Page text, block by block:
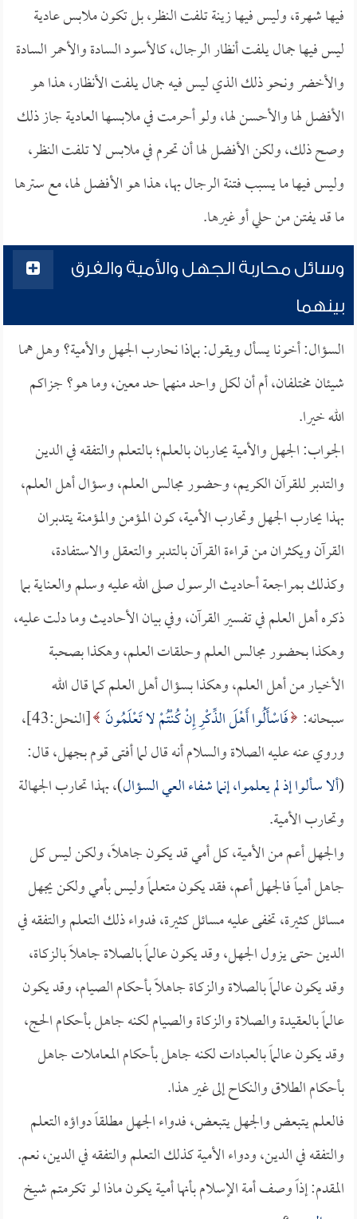
فيها شهرة، وليس فيها زينة تلفت النظر، بل تكون ملابس عادية
ليس فيها جمال يلفت أنظار الرجال، كالأسود السادة والأحمر السادة
والأخضر ونحو ذلك الذي ليس فيه جمال يلفت الأنظار، هذا هو
الأفضل لها والأحسن لها، ولو أحرمت في ملابسها العادية جاز ذلك
وصح ذلك، ولكن الأفضل لها أن تحرم في ملابس لا تلفت النظر،
وليس فيها ما يسبب فتنة الرجال بها، هذا هو الأفضل لها، مع سترها
ما قد يفتن من حلي أو غيرها.
وسائل محاربة الجهل والأمية والفرق
بينهما
السؤال: أخونا يسأل ويقول: بماذا نحارب الجهل والأمية؟ وهل هما
شيئان مختلفان، أم أن لكل واحد منهما حد معين، وما هو؟ جزاكم
الله خيرا.
الجواب: الجهل والأمية يحاربان بالعلم؛ بالتعلم والتفقه في الدين
والتدبر للقرآن الكريم، وحضور مجالس العلم، وسؤال أهل العلم،
بهذا يحارب الجهل وتحارب الأمية، كون المؤمن والمؤمنة يتدبران
القرآن ويكثران من قراءة القرآن بالتدبر والتعقل والاستفادة،
وكذلك بمراجعة أحاديث الرسول صلى الله عليه وسلم والعناية بما
ذكره أهل العلم في تفسير القرآن، وفي بيان الأحاديث وما دلت عليه،
وهكذا بحضور مجالس العلم وحلقات العلم، وهكذا بصحبة
الأخيار من أهل العلم، وهكذا بسؤال أهل العلم كما قال الله
سبحانه: فَاسْأَلُوا أَهْلَ الذِّكْرِ إِنْ كُنْتُمْ لا تَعْلَمُونَ
[النحل:43]،
وروي عنه عليه الصلاة والسلام أنه قال لما أفتى قوم بجهل، قال:
(ألا سألوا إذ لم يعلموا، إنما شفاء العي السؤال)، بهذا تحارب الجهالة
وتحارب الأمية.
والجهل أعم من الأمية، كل أمي قد يكون جاهلاً، ولكن ليس كل
جاهل أمياً فالجهل أعم، فقد يكون متعلماً وليس بأمي ولكن يجهل
مسائل كثيرة، تخفى عليه مسائل كثيرة، فدواء ذلك التعلم والتفقه في
الدين حتى يزول الجهل، وقد يكون عالماً بالصلاة جاهلاً بالزكاة،
وقد يكون عالماً بالصلاة والزكاة جاهلاً بأحكام الصيام، وقد يكون
عالماً بالعقيدة والصلاة والزكاة والصيام لكنه جاهل بأحكام الحج،
وقد يكون عالماً بالعبادات لكنه جاهل بأحكام المعاملات جاهل
بأحكام الطلاق والنكاح إلى غير هذا.
فالعلم يتبعض والجهل يتبعض، فدواء الجهل مطلقاً دواؤه التعلم
والتفقه في الدين، ودواء الأمية كذلك التعلم والتفقه في الدين، نعم.
المقدم: إذاً وصف أمة الإسلام بأنها أمية يكون ماذا لو تكرمتم شيخ